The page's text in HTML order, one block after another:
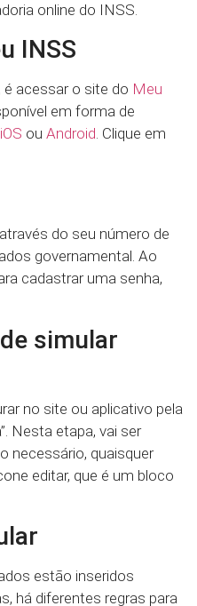
online do INSS.
INSS
é acessar o site do Meu
em forma de
iOS ou Android . Clique em
do seu número de
governamental. Ao
cadastrar uma senha,
simular
no site ou aplicativo pela
Nesta etapa, vai ser
necessário, quaisquer
editar, que é um bloco
estão inseridos
há diferentes regras para